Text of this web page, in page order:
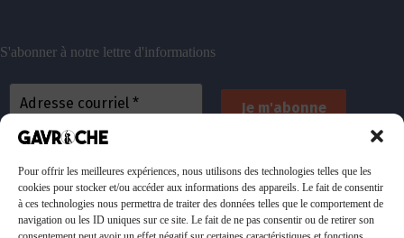
Pour offrir les meilleures expériences, nous utilisons des technologies telles que les
cookies pour stocker et/ou accéder aux informations des appareils. Le fait de consentir
à ces technologies nous permettra de traiter des données telles que le comportement de
navigation ou les ID uniques sur ce site. Le fait de ne pas consentir ou de retirer son
S'abonner à notre lettre d'informations
emails. Vous pouvez vous désinscrire à tout
moment. Consulteznotre politique de confidentialité
pour plus d’informations.